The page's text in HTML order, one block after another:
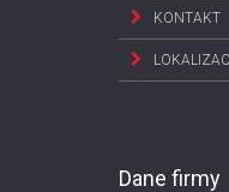
KONTAKT
Dane firmy